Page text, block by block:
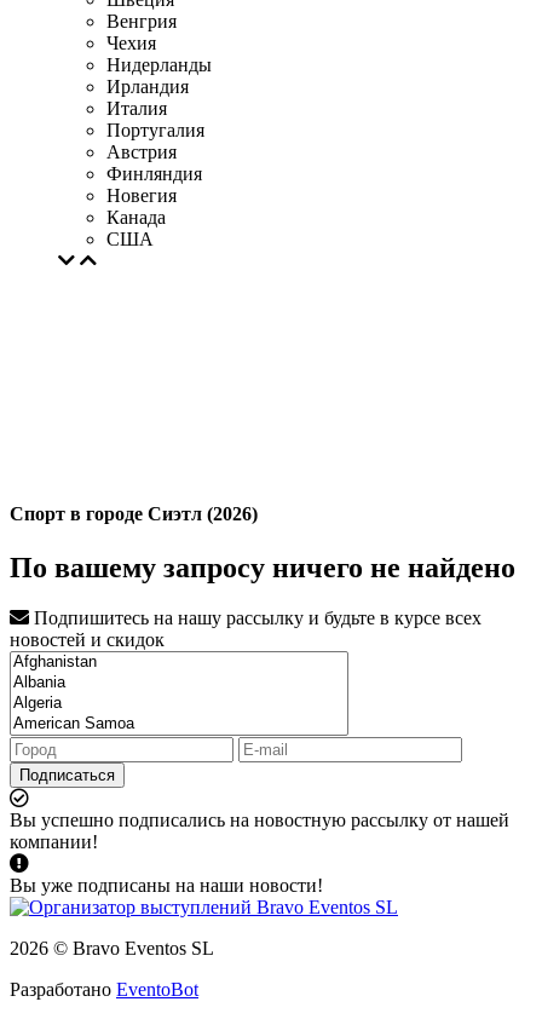
Венгрия
Чехия
Нидерланды
Ирландия
Италия
Португалия
Австрия
Финляндия
Новегия
Канада
США
Спорт в городе Сиэтл (2026)
По вашему запросу ничего не найдено
Подпишитесь на нашу рассылку и будьте в курсе всех
новостей и скидок
Подписаться
Вы успешно подписались на новостную рассылку от нашей
компании!
Вы уже подписаны на наши новости!
2026 © Bravo Eventos SL
Разработано EventoBot